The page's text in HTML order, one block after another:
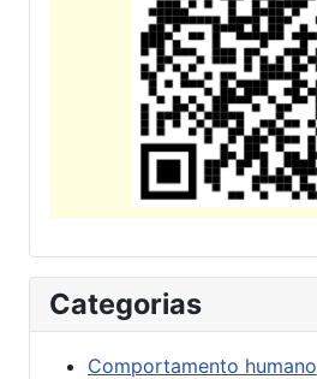
Categorias
Comportamento humano